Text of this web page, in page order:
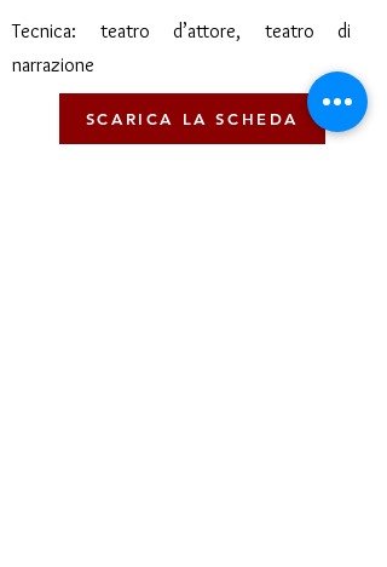
Tecnica: teatro d’attore, teatro di
narrazione
SCARICA LA SCHEDA